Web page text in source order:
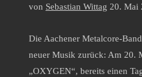
von Sebastian Wittag 20. Mai
Die Aachener Metalcore-
neuer Musik zurück: Am 20.
„OXYGEN“, bereits einen